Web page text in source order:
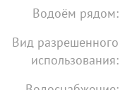
Водоём рядом:
Вид разрешенного
использования: